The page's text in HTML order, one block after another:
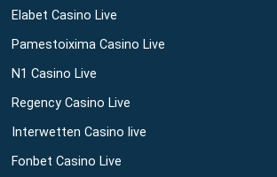
Elabet Casino Live
Pamestoixima Casino Live
N1 Casino Live
Regency Casino Live
Interwetten Casino live
Fonbet Casino Live